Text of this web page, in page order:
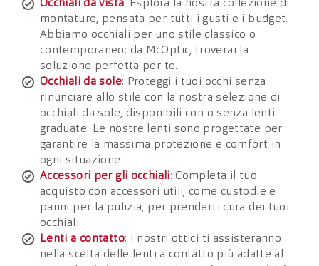
montature, pensata per tutti i gusti e i budget.
Abbiamo occhiali per uno stile classico o
contemporaneo: da McOptic, troverai la
soluzione perfetta per te.
Occhiali da sole: Proteggi i tuoi occhi senza
rinunciare allo stile con la nostra selezione di
occhiali da sole, disponibili con o senza lenti
graduate. Le nostre lenti sono progettate per
garantire la massima protezione e comfort in
ogni situazione.
Accessori per gli occhiali: Completa il tuo
acquisto con accessori utili, come custodie e
panni per la pulizia, per prenderti cura dei tuoi
occhiali.
Lenti a contatto: I nostri ottici ti assisteranno
nella scelta delle lenti a contatto più adatte al